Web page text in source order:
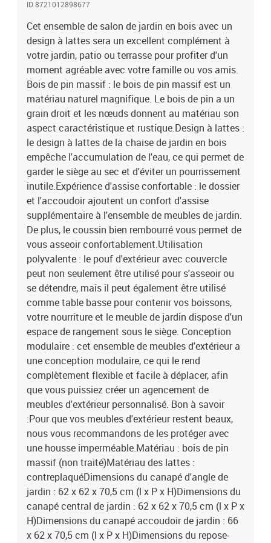
détendre, mais il peut également être utilisé comme table basse
pour contenir vos boissons, votre nourriture et le meuble de jardin
dispose d'un espace de rangement sous le siège. Conception
modulaire : cet ensemble de meubles d'extérieur a une conception
modulaire, ce qui le rend complètement flexible et facile à
déplacer, afin que vous puissiez créer un agencement de meubles
d'extérieur personnalisé. Bon à savoir :Pour que vos meubles
d'extérieur restent beaux, nous vous recommandons de les
protéger avec une housse imperméable.Matériau : bois de pin
massif (non traité)Matériau des lattes : contreplaquéDimensions
du canapé d'angle de jardin : 62 x 62 x 70,5 cm (l x P x
H)Dimensions du canapé central de jardin : 62 x 62 x 70,5 cm (l x P
x H)Dimensions du canapé accoudoir de jardin : 66 x 62 x 70,5 cm
(l x P x H)Dimensions du repose-pied de jardin : 62 x 63,5 x 32 cm (l
x P x H)Capacité de charge maximale (par siège) : 110 kgCoussin
:Couleur : beigeMatériau de la housse : tissu OxfordMatériau de
rembourrage : coton PPDimensions du coussin de siège : 60 x 60 x
12 cm (L x l x é)Dimensions du coussin de dossier : 60 x 32 x 12 cm
(L x l x é)Assemblage requis : ouiLa livraison contient :1 x canapé
d'angle de jardin3 x canapé central de jardin2 x canapé accoudoir
de jardin1 x repose-pieds de jardin7 x coussin de siège7 x coussin
de dossier
ID 8721012898677
Cet ensemble de salon de jardin en bois avec un
design à lattes sera un excellent complément à
votre jardin, patio ou terrasse pour profiter d'un
moment agréable avec votre famille ou vos amis.
Bois de pin massif : le bois de pin massif est un
matériau naturel magnifique. Le bois de pin a un
grain droit et les nœuds donnent au matériau son
aspect caractéristique et rustique.Design à lattes :
le design à lattes de la chaise de jardin en bois
empêche l'accumulation de l'eau, ce qui permet de
garder le siège au sec et d'éviter un pourrissement
inutile.Expérience d'assise confortable : le dossier
et l'accoudoir ajoutent un confort d'assise
supplémentaire à l'ensemble de meubles de jardin.
De plus, le coussin bien rembourré vous permet de
vous asseoir confortablement.Utilisation
polyvalente : le pouf d'extérieur avec couvercle
peut non seulement être utilisé pour s'asseoir ou
se détendre, mais il peut également être utilisé
comme table basse pour contenir vos boissons,
votre nourriture et le meuble de jardin dispose d'un
espace de rangement sous le siège. Conception
modulaire : cet ensemble de meubles d'extérieur a
une conception modulaire, ce qui le rend
complètement flexible et facile à déplacer, afin
que vous puissiez créer un agencement de
meubles d'extérieur personnalisé. Bon à savoir
:Pour que vos meubles d'extérieur restent beaux,
nous vous recommandons de les protéger avec
une housse imperméable.Matériau : bois de pin
massif (non traité)Matériau des lattes :
contreplaquéDimensions du canapé d'angle de
jardin : 62 x 62 x 70,5 cm (l x P x H)Dimensions du
canapé central de jardin : 62 x 62 x 70,5 cm (l x P x
H)Dimensions du canapé accoudoir de jardin : 66
x 62 x 70,5 cm (l x P x H)Dimensions du repose-